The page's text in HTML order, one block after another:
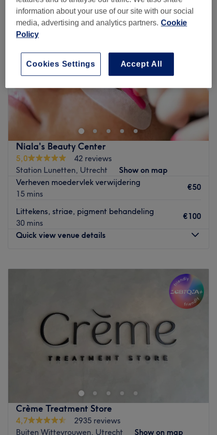
Niala's Beauty Center
5,0
42 reviews
Station Lunetten, Utrecht
Show on map
Verheven moedervlek verwijdering
15 mins
€50
Littekens, striae, pigment behandeling
30 mins
€100
Quick view venue details
18:00
18:00
–21:00
18:00
Saturday
10:00–17:00
Sunday
Closed
Niala’s Beauty Center is een toonaangevende salon
combinatie van geavanceerde technieken en
hoogwaardige producten zorgt de salon voor stralende
huid, gladde resultaten en perfect gevormde wimpers en
wenkbrauwen. Bij Niala’s Beauty Center staat
Crème Treatment Store
4,7
2935 reviews
Buiten Wittevrouwen, Utrecht
Show on map
information about your use of our site with our social
media, advertising and analytics partners. Cookie
Policy
Accept All
Cookies Settings